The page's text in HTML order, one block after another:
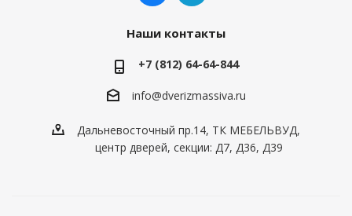
Наши контакты
+7 (812) 64-64-844
info@dverizmassiva.ru
Дальневосточный пр.14, ТК МЕБЕЛЬВУД,
центр дверей, секции: Д7, Д36, Д39